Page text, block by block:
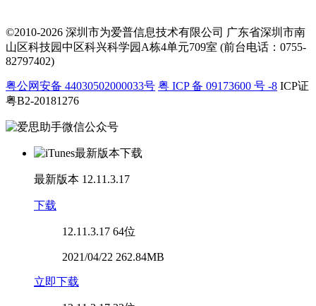
©2010-2026 深圳市为爱普信息技术有限公司 广东省深圳市南
山区科技园中区科兴科学园A栋4单元709室 (前台电话：0755-
82797402)
粤公网安备 44030502000033号 粤 ICP 备 09173600 号 -8 ICP证
粤B2-20181276
最新版本 12.11.3.17
下载
12.11.3.17 64位
2021/04/22 262.84MB
立即下载